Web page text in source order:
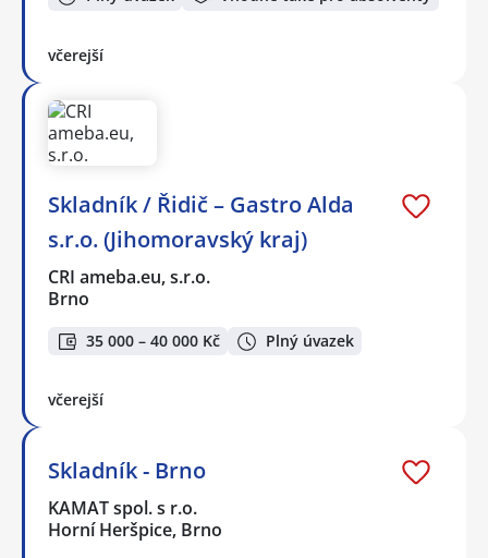
včerejší
Skladník / Řidič – Gastro Alda
s.r.o. (Jihomoravský kraj)
CRI ameba.eu, s.r.o.
Brno
35 000 – 40 000 Kč Plný úvazek
včerejší
Skladník - Brno
KAMAT spol. s r.o.
Horní Heršpice, Brno